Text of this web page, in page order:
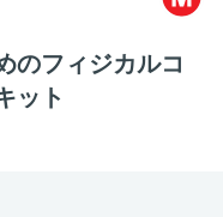
のフィジカルコ
ット